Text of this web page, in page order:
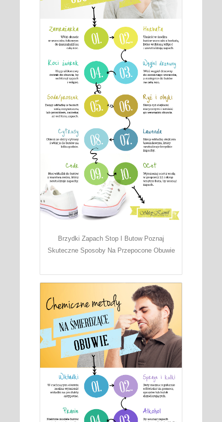
Brzydki Zapach Stop I Butow Poznaj
Skuteczne Sposoby Na Przepocone Obuwie